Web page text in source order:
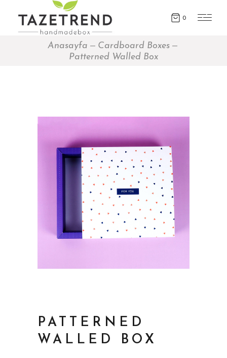
0
Anasayfa
Cardboard Boxes
Patterned Walled Box
PATTERNED
WALLED BOX